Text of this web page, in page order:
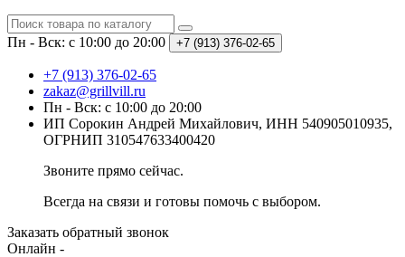
Пн - Вск: с 10:00 до 20:00 +7 (913) 376-02-65
+7 (913) 376-02-65
zakaz@grillvill.ru
Пн - Вск: с 10:00 до 20:00
ИП Сорокин Андрей Михайлович, ИНН 540905010935,
ОГРНИП 310547633400420
Звоните прямо сейчас.
Всегда на связи и готовы помочь с выбором.
Заказать обратный звонок
Онлайн -